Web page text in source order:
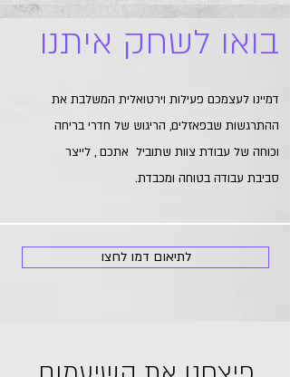
בואו לשחק איתנו
דמיינו לעצמכם פעילות וירטואלית המשלבת את
ההתרגשות שבפאזלים, הריגוש של חדרי בריחה
וכוחה של עבודת צוות שתוביל אתכם , לייצר
סביבת עבודה בטוחה ומכבדת.
לתיאום דמו לחצו